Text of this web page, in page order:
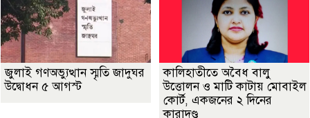
জুলাই গণঅভ্যুত্থান স্মৃতি জাদুঘর
উদ্বোধন ৫ আগস্ট
কালিহাতীতে অবৈধ বালু
উত্তোলন ও মাটি কাটায় মোবাইল
কোর্ট, একজনের ২ দিনের
কারাদণ্ড